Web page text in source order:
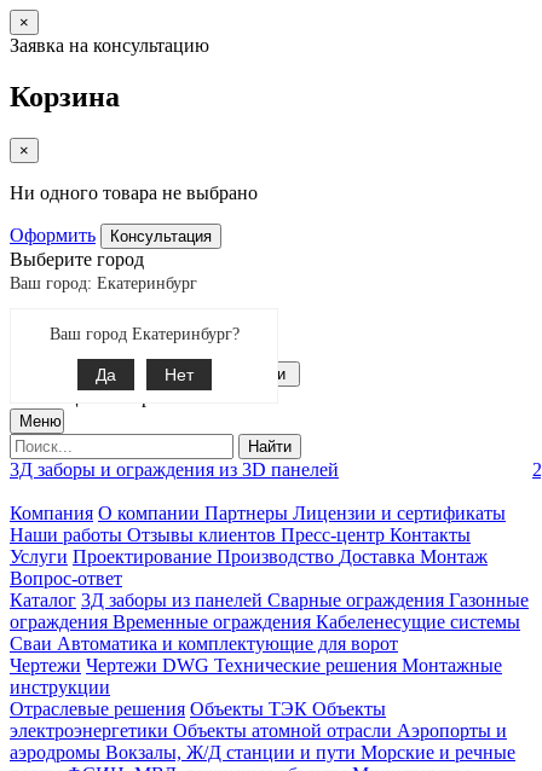
×
Заявка на консультацию
Корзина
×
Ни одного товара не выбрано
Оформить Консультация
Выберите город
Ваш город: Екатеринбург
Ваш город Екатеринбург?
Да Нет
Екатеринбург
8-343-287-92-92
Связаться с нами
позиции товаров
Меню
Найти
3Д заборы и ограждения из 3D панелей
Компания О компании Партнеры Лицензии и сертификаты
Наши работы Отзывы клиентов Пресс-центр Контакты
Услуги Проектирование Производство Доставка Монтаж
Вопрос-ответ
Каталог 3Д заборы из панелей Сварные ограждения Газонные
ограждения Временные ограждения Кабеленесущие системы
Cваи Автоматика и комплектующие для ворот
Чертежи Чертежи DWG Технические решения Монтажные
инструкции
Отраслевые решения Объекты ТЭК Объекты
электроэнергетики Объекты атомной отрасли Аэропорты и
аэродромы Вокзалы, Ж/Д станции и пути Морские и речные